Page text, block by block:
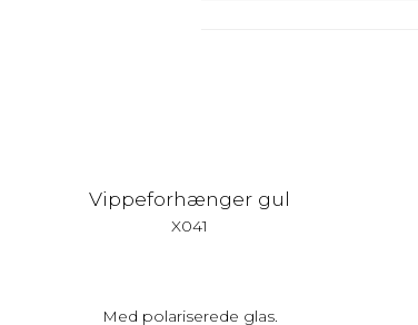
Vippeforhænger gul
X041
Med polariserede glas.